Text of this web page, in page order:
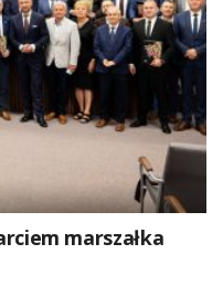
marszałka